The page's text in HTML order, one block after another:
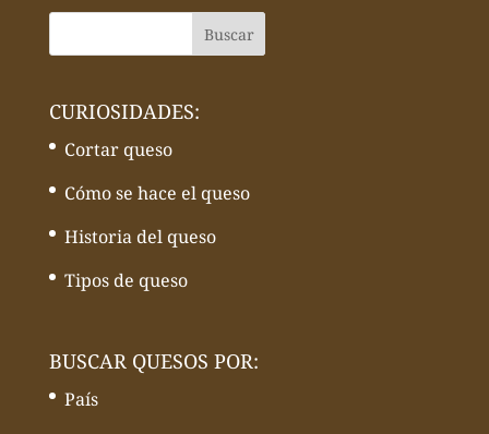
CURIOSIDADES:
Cortar queso
Cómo se hace el queso
Historia del queso
Tipos de queso
BUSCAR QUESOS POR:
País